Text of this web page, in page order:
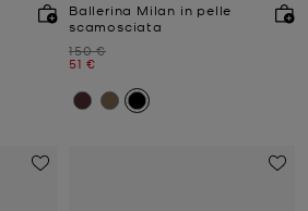
Ballerina Milan in pelle
scamosciata
Prezzo iniziale
150 €
Prezzo attuale
51 €